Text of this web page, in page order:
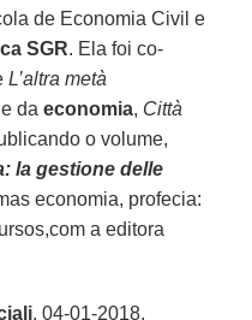
de Economia Civil e
SGR. Ela foi co-
L’altra metà
daeconomia, Città
o volume,
la gestione delle
economia, profecia:
a editora
, 04-01-2018,